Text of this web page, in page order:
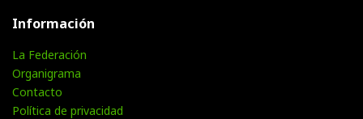
Información
La Federación
Organigrama
Contacto
Política de privacidad